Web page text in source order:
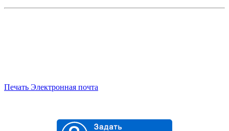
Печать Электронная почта